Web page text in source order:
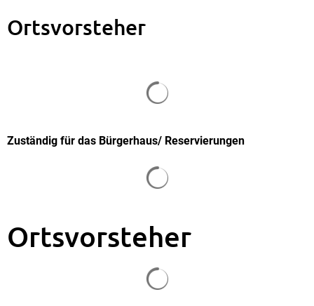
Ortsvorsteher
Zuständig für das Bürgerhaus/ Reservierungen
Ortsvorsteher